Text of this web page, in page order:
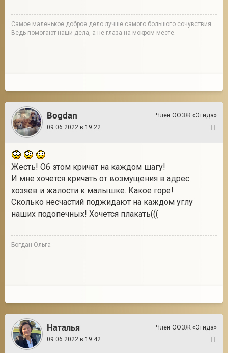
Cамое маленькое доброе дело лучше самого большого сочувствия.
Ведь помогают наши дела, а не глаза на мокром месте.
Bogdan
Член ООЗЖ «Эгида»
09.06.2022 в 19:22
Жесть! Об этом кричат на каждом шагу!
И мне хочется кричать от возмущения в адрес
хозяев и жалости к малышке. Какое горе!
Сколько несчастий поджидают на каждом углу
наших подопечных! Хочется плакать(((
Богдан Ольга
Наталья
Член ООЗЖ «Эгида»
09.06.2022 в 19:42